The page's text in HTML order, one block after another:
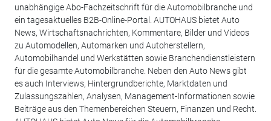
unabhängige Abo-Fachzeitschrift für die Automobilbranche und
ein tagesaktuelles B2B-Online-Portal. AUTOHAUS bietet Auto
News, Wirtschaftsnachrichten, Kommentare, Bilder und Videos
zu Automodellen, Automarken und Autoherstellern,
Automobilhandel und Werkstätten sowie Branchendienstleistern
für die gesamte Automobilbranche. Neben den Auto News gibt
es auch Interviews, Hintergrundberichte, Marktdaten und
Zulassungszahlen, Analysen, Management-Informationen sowie
Beiträge aus den Themenbereichen Steuern, Finanzen und Recht.